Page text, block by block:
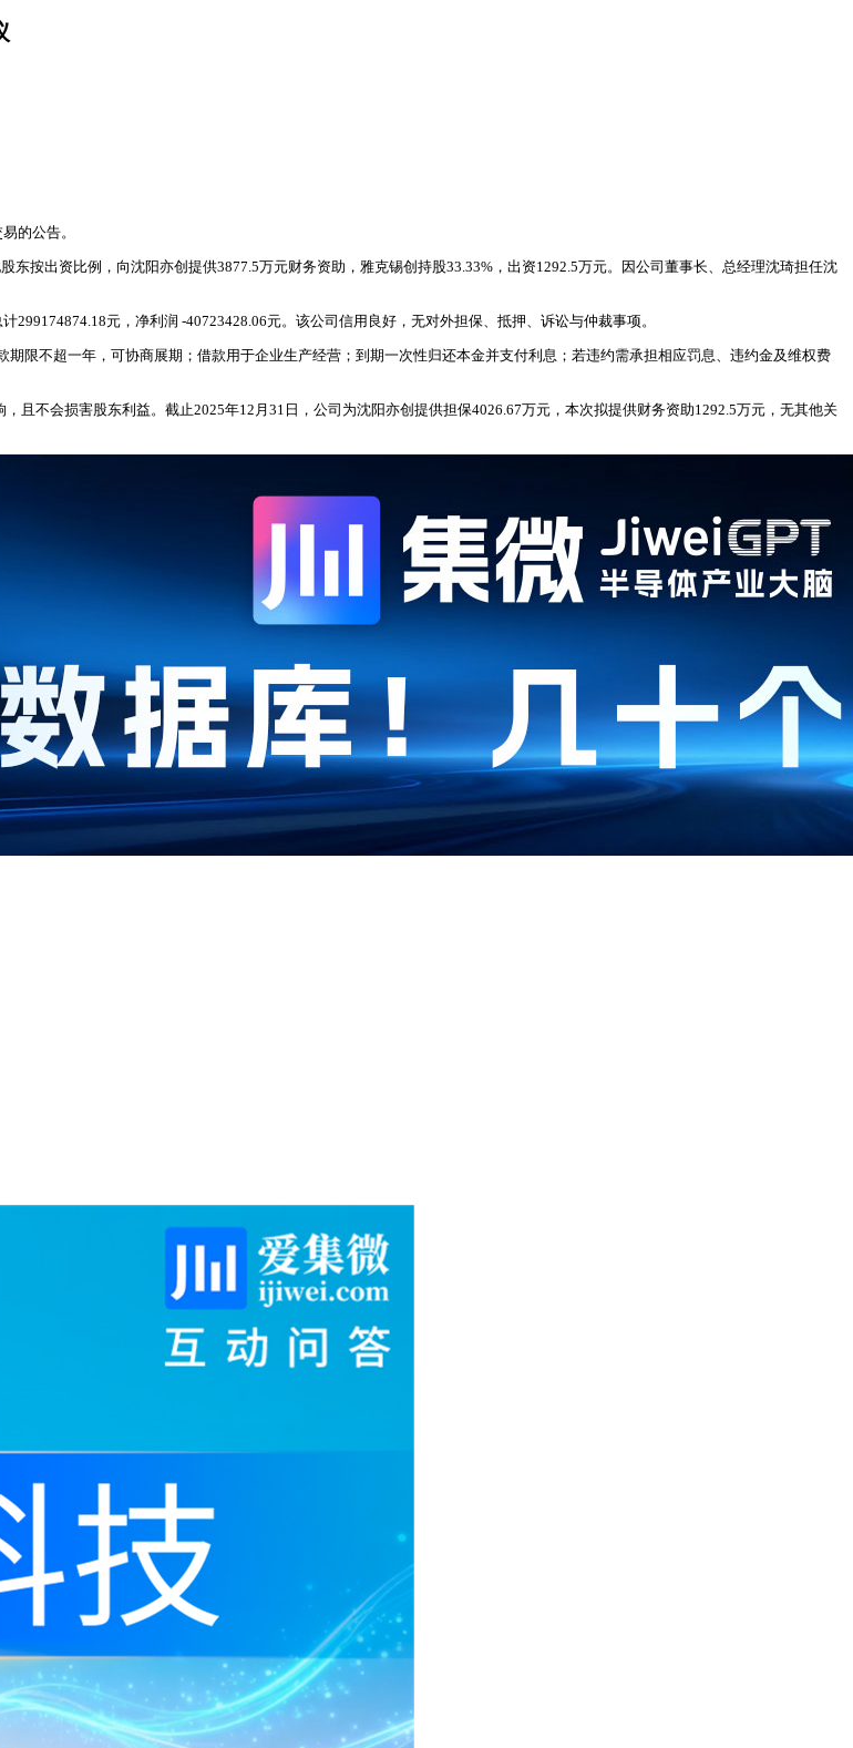
的公告。
按出资比例，向沈阳亦创提供3877.5万元财务资助，雅克锡创持股33.33%，出资1292.5万元。因公司董事长、总经理沈琦担任沈
元，净利润 -40723428.06元。该公司信用良好，无对外担保、抵押、诉讼与仲裁事项。
限不超一年，可协商展期；借款用于企业生产经营；到期一次性归还本金并支付利息；若违约需承担相应罚息、违约金及维权费
不会损害股东利益。截止2025年12月31日，公司为沈阳亦创提供担保4026.67万元，本次拟提供财务资助1292.5万元，无其他关